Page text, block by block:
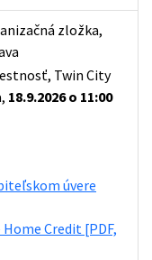
zložka,
Twin City
18.9.2026 o 11:00
úvere
Credit [PDF,